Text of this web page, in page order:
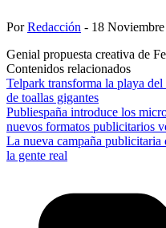
PorRedacción - 18 Noviembre
Genial propuesta creativa de
Contenidos relacionados
Telpark transforma la playa
de toallas gigantes
Publiespaña introduce los
nuevos formatos publicitarios
La nueva campaña publicitaria
la gente real